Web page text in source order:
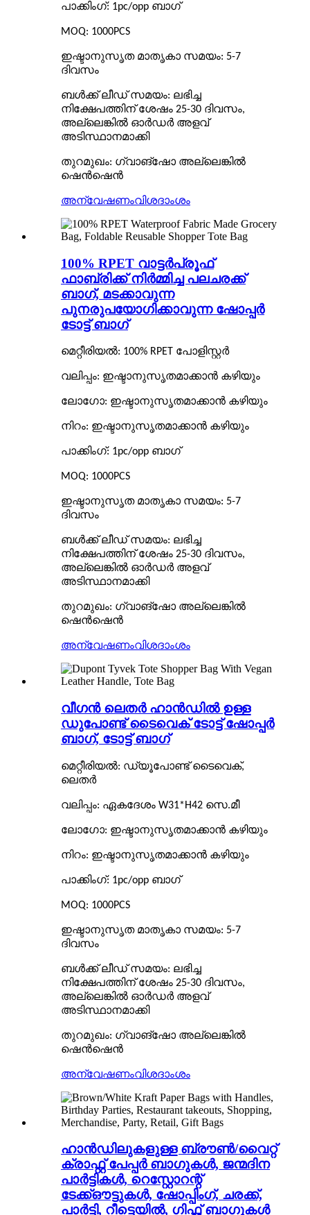
പാക്കിംഗ്: 1pc/opp ബാഗ്
MOQ: 1000PCS
ഇഷ്ടാനുസൃത മാതൃകാ സമയം: 5-7
ദിവസം
ബൾക്ക് ലീഡ് സമയം: ലഭിച്ച
നിക്ഷേപത്തിന് ശേഷം 25-30 ദിവസം,
അല്ലെങ്കിൽ ഓർഡർ അളവ്
അടിസ്ഥാനമാക്കി
തുറമുഖം: ഗ്വാങ്ഷോ അല്ലെങ്കിൽ
ഷെൻഷെൻ
അന്വേഷണംവിശദാംശം
100% RPET വാട്ടർപ്രൂഫ്
ഫാബ്രിക്ക് നിർമ്മിച്ച പലചരക്ക്
ബാഗ്, മടക്കാവുന്ന
പുനരുപയോഗിക്കാവുന്ന ഷോപ്പർ
ടോട്ട് ബാഗ്
മെറ്റീരിയൽ: 100% RPET പോളിസ്റ്റർ
വലിപ്പം: ഇഷ്ടാനുസൃതമാക്കാൻ കഴിയും
ലോഗോ: ഇഷ്ടാനുസൃതമാക്കാൻ കഴിയും
നിറം: ഇഷ്ടാനുസൃതമാക്കാൻ കഴിയും
പാക്കിംഗ്: 1pc/opp ബാഗ്
MOQ: 1000PCS
ഇഷ്ടാനുസൃത മാതൃകാ സമയം: 5-7
ദിവസം
ബൾക്ക് ലീഡ് സമയം: ലഭിച്ച
നിക്ഷേപത്തിന് ശേഷം 25-30 ദിവസം,
അല്ലെങ്കിൽ ഓർഡർ അളവ്
അടിസ്ഥാനമാക്കി
തുറമുഖം: ഗ്വാങ്ഷോ അല്ലെങ്കിൽ
ഷെൻഷെൻ
അന്വേഷണംവിശദാംശം
വീഗൻ ലെതർ ഹാൻഡിൽ ഉള്ള
ഡുപോണ്ട് ടൈവെക് ടോട്ട് ഷോപ്പർ
ബാഗ്, ടോട്ട് ബാഗ്
മെറ്റീരിയൽ: ഡ്യൂപോണ്ട് ടൈവെക്,
ലെതർ
വലിപ്പം: ഏകദേശം W31*H42 സെ.മീ
ലോഗോ: ഇഷ്ടാനുസൃതമാക്കാൻ കഴിയും
നിറം: ഇഷ്ടാനുസൃതമാക്കാൻ കഴിയും
പാക്കിംഗ്: 1pc/opp ബാഗ്
MOQ: 1000PCS
ഇഷ്ടാനുസൃത മാതൃകാ സമയം: 5-7
ദിവസം
ബൾക്ക് ലീഡ് സമയം: ലഭിച്ച
നിക്ഷേപത്തിന് ശേഷം 25-30 ദിവസം,
അല്ലെങ്കിൽ ഓർഡർ അളവ്
അടിസ്ഥാനമാക്കി
തുറമുഖം: ഗ്വാങ്ഷോ അല്ലെങ്കിൽ
ഷെൻഷെൻ
അന്വേഷണംവിശദാംശം
ഹാൻഡിലുകളുള്ള ബ്രൗൺ/വൈറ്റ്
ക്രാഫ്റ്റ് പേപ്പർ ബാഗുകൾ, ജന്മദിന
പാർട്ടികൾ, റെസ്റ്റോറന്റ്
ടേക്ക്ഔട്ടുകൾ, ഷോപ്പിംഗ്, ചരക്ക്,
പാർട്ടി, റീട്ടെയിൽ, ഗിഫ്റ്റ് ബാഗുകൾ